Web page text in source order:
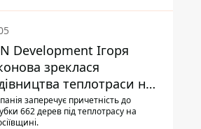
Development Ігоря
зреклася
теплотраси на
заперечує причетність до
662 дерев під теплотрасу на